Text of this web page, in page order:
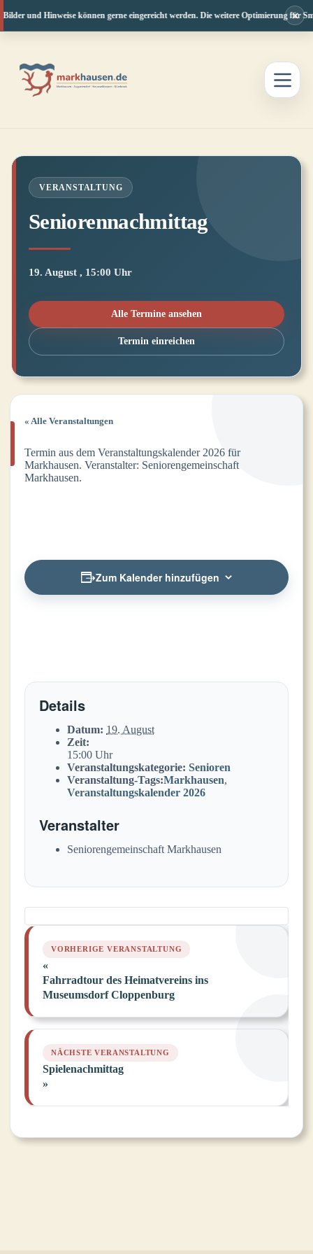
und Hinweise können gerne eingereicht werden. Die weitere Optimierung für
×
springen
VERANSTALTUNG
Seniorennachmittag
19. August , 15:00 Uhr
Alle Termine ansehen
Termin einreichen
« Alle Veranstaltungen
Termin aus dem Veranstaltungskalender 2026 für
Markhausen. Veranstalter: Seniorengemeinschaft
Markhausen.
Zum Kalender hinzufügen
Details
Datum: 19. August
Zeit:
15:00 Uhr
Veranstaltungskategorie: Senioren
Veranstaltung-Tags:Markhausen,
Veranstaltungskalender 2026
Veranstalter
Seniorengemeinschaft Markhausen
Veranstaltung-
Navigation
«
Fahrradtour des Heimatvereins ins
Museumsdorf Cloppenburg
Spielenachmittag
»